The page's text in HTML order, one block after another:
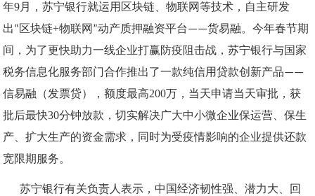
年9月，苏宁银行就运用区块链、物联网等技术，自主研发
出“区块链+物联网”动产质押融资平台——货易融。今年春节期
间，为了更快助力一线企业打赢防疫阻击战，苏宁银行与国家
税务信息化服务部门合作推出了一款纯信用贷款创新产品——
信易融（发票贷），额度最高200万，当天申请当天审批，获
批后最快30分钟放款，切实解决广大中小微企业保运营、保生
产、扩大生产的资金需求，同时为受疫情影响的企业提供还款
宽限期服务。
苏宁银行有关负责人表示，中国经济韧性强、潜力大、回